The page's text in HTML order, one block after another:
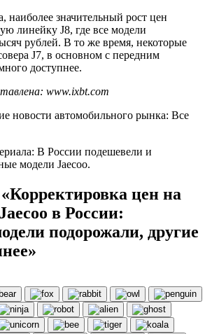
наиболее значительный рост цен
линейку J8, где все модели
рублей. В то же время, некоторые
J7, в основном с передним
доступнее.
www.ixbt.com
новости автомобильного рынка: Все
В России подешевели и
модели Jaecoo.
цен на
в России:
подорожали, другие